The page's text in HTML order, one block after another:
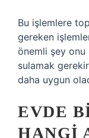
Bu işlemlere
gereken
önemli şey onu
sulamak
daha uygun
EVDE
HANGI